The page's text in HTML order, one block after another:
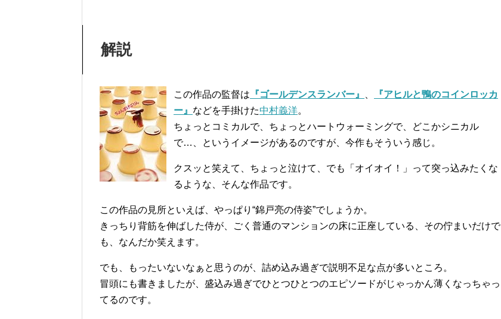
解説
この作品の監督は 『ゴールデンスランバー』
『アヒルと鴨のコインロッカ
ー』 などを手掛けた中村義洋。
ちょっとコミカルで、ちょっとハートウォーミングで、どこかシニカル
で…、というイメージがあるのですが、今作もそういう感じ。
クスッと笑えて、ちょっと泣けて、でも「オイオイ！」って突っ込みたくな
るような、そんな作品です。
この作品の見所といえば、やっぱり“錦戸亮の侍姿”でしょうか。
きっちり背筋を伸ばした侍が、ごく普通のマンションの床に正座している、その佇まいだけで
も、なんだか笑えます。
でも、もったいないなぁと思うのが、詰め込み過ぎで説明不足な点が多いところ。
冒頭にも書きましたが、盛込み過ぎでひとつひとつのエピソードがじゃっかん薄くなっちゃっ
てるのです。